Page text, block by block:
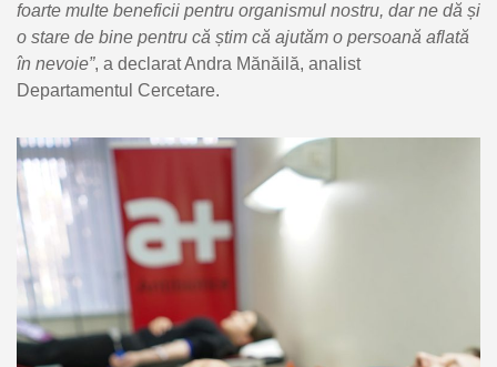
foarte multe beneficii pentru organismul nostru, dar ne dă și
o stare de bine pentru că știm că ajutăm o persoană aflată
în nevoie”, a declarat Andra Mănăilă, analist
Departamentul Cercetare.